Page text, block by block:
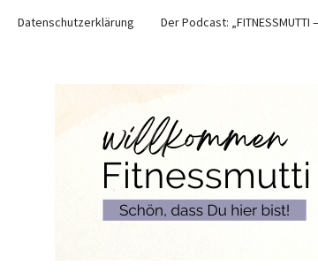
Datenschutzerklärung Der Podcast: